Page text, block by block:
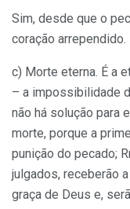
Sim, desde que o
coração arrependido.
c) Morte eterna. É a
– a impossibilidade
não há solução para
morte, porque a
punição do pecado;
julgados, receberão
graça de Deus e,